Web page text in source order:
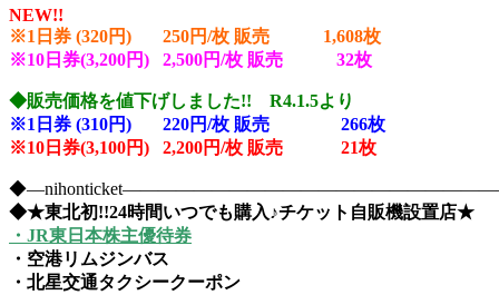
NEW!!
※1日券 (320円) 250円/枚 販売 1,608枚
※10日券(3,200円) 2,500円/枚 販売 32枚
◆販売価格を値下げしました!! R4.1.5より
※1日券 (310円) 220円/枚 販売 266枚
※10日券(3,100円) 2,200円/枚 販売 21枚
◆★東北初!!24時間いつでも購入♪チケット自販機設置店★
・JR東日本株主優待券
・空港リムジンバス
・北星交通タクシークーポン